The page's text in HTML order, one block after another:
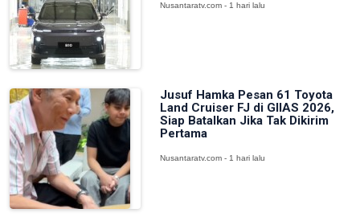
Nusantaratv.com - 1 hari lalu
Jusuf Hamka Pesan 61 Toyota
Land Cruiser FJ di GIIAS 2026,
Siap Batalkan Jika Tak Dikirim
Pertama
Nusantaratv.com - 1 hari lalu